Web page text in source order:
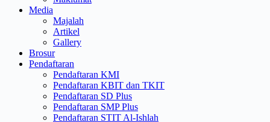
Media
Majalah
Artikel
Gallery
Brosur
Pendaftaran
Pendaftaran KMI
Pendaftaran KBIT dan TKIT
Pendaftaran SD Plus
Pendaftaran SMP Plus
Pendaftaran STIT Al-Ishlah